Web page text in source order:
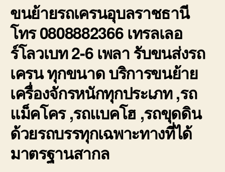
ขนย้ายรถเครนอุบลราชธานี
โทร 0808882366 เทรลเลอ
ร์โลวเบท 2-6 เพลา รับขนส่งรถ
เครน ทุกขนาด บริการขนย้าย
เครื่องจักรหนักทุกประเภท ,รถ
แม็คโคร ,รถแบคโฮ ,รถขุดดิน
ด้วยรถบรรทุกเฉพาะทางที่ได้
มาตรฐานสากล